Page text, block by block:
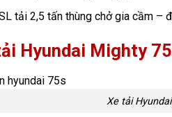
tải 2,5 tấn thùng chở gia cầm –
Hyundai Mighty
Xe tải